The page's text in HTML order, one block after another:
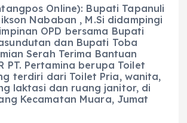
Online): Bupati Tapanuli
Nababan , M.Si didampingi
OPD bersama Bupati
dan Bupati Toba
Serah Terima Bantuan
PT. Pertamina berupa Toilet
terdiri dari Toilet Pria, wanita,
laktasi dan ruang janitor, di
Kecamatan Muara, Jumat